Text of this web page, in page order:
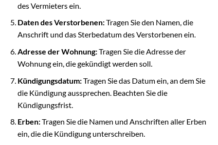
des Vermieters ein.
Daten des Verstorbenen:Tragen Sie den Namen, die
Anschrift und das Sterbedatum des Verstorbenen ein.
Adresse der Wohnung:Tragen Sie die Adresse der
Wohnung ein, die gekündigt werden soll.
Kündigungsdatum:Tragen Sie das Datum ein, an dem Sie
die Kündigung aussprechen. Beachten Sie die
Kündigungsfrist.
Erben:Tragen Sie die Namen und Anschriften aller Erben
ein, die die Kündigung unterschreiben.